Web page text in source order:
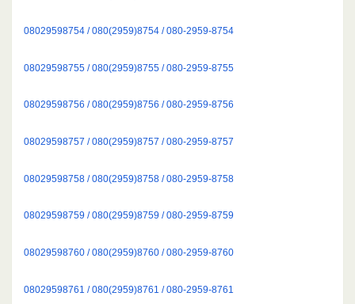
08029598754 / 080(2959)8754 / 080-2959-8754
08029598755 / 080(2959)8755 / 080-2959-8755
08029598756 / 080(2959)8756 / 080-2959-8756
08029598757 / 080(2959)8757 / 080-2959-8757
08029598758 / 080(2959)8758 / 080-2959-8758
08029598759 / 080(2959)8759 / 080-2959-8759
08029598760 / 080(2959)8760 / 080-2959-8760
08029598761 / 080(2959)8761 / 080-2959-8761